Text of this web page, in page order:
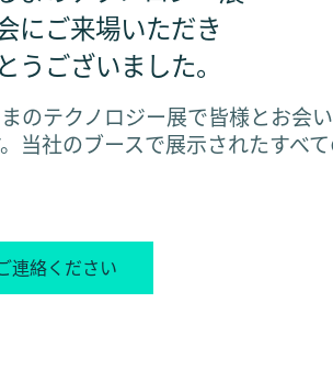
にご来場いただき
うございました。
のテクノロジー展で皆様とお会
当社のブースで展示されたすべ
連絡ください